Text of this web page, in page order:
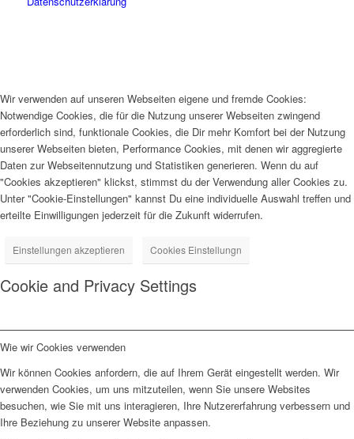
Wir verwenden auf unseren Webseiten eigene und fremde Cookies:
Notwendige Cookies, die für die Nutzung unserer Webseiten zwingend
erforderlich sind, funktionale Cookies, die Dir mehr Komfort bei der Nutzung
unserer Webseiten bieten, Performance Cookies, mit denen wir aggregierte
Daten zur Webseitennutzung und Statistiken generieren. Wenn du auf
"Cookies akzeptieren" klickst, stimmst du der Verwendung aller Cookies zu.
Unter "Cookie-Einstellungen" kannst Du eine individuelle Auswahl treffen und
erteilte Einwilligungen jederzeit für die Zukunft widerrufen.
Einstellungen akzeptieren Cookies Einstellungn
Cookie and Privacy Settings
Wie wir Cookies verwenden
Wir können Cookies anfordern, die auf Ihrem Gerät eingestellt werden. Wir
verwenden Cookies, um uns mitzuteilen, wenn Sie unsere Websites
besuchen, wie Sie mit uns interagieren, Ihre Nutzererfahrung verbessern und
Ihre Beziehung zu unserer Website anpassen.